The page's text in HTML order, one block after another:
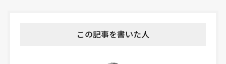
この記事を書いた人